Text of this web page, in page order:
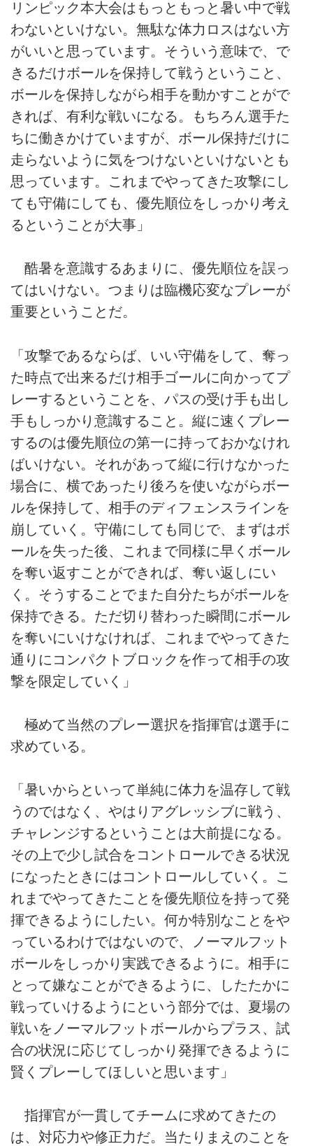
リンピック本大会はもっともっと暑い中で戦
わないといけない。無駄な体力ロスはない方
がいいと思っています。そういう意味で、で
きるだけボールを保持して戦うということ、
ボールを保持しながら相手を動かすことがで
きれば、有利な戦いになる。もちろん選手た
ちに働きかけていますが、ボール保持だけに
走らないように気をつけないといけないとも
思っています。これまでやってきた攻撃にし
ても守備にしても、優先順位をしっかり考え
るということが大事」
酷暑を意識するあまりに、優先順位を誤っ
てはいけない。つまりは臨機応変なプレーが
重要ということだ。
「攻撃であるならば、いい守備をして、奪っ
た時点で出来るだけ相手ゴールに向かってプ
レーするということを、パスの受け手も出し
手もしっかり意識すること。縦に速くプレー
するのは優先順位の第一に持っておかなけれ
ばいけない。それがあって縦に行けなかった
場合に、横であったり後ろを使いながらボー
ルを保持して、相手のディフェンスラインを
崩していく。守備にしても同じで、まずはボ
ールを失った後、これまで同様に早くボール
を奪い返すことができれば、奪い返しにい
く。そうすることでまた自分たちがボールを
保持できる。ただ切り替わった瞬間にボール
を奪いにいけなければ、これまでやってきた
通りにコンパクトブロックを作って相手の攻
撃を限定していく」
極めて当然のプレー選択を指揮官は選手に
求めている。
「暑いからといって単純に体力を温存して戦
うのではなく、やはりアグレッシブに戦う、
チャレンジするということは大前提になる。
その上で少し試合をコントロールできる状況
になったときにはコントロールしていく。こ
れまでやってきたことを優先順位を持って発
揮できるようにしたい。何か特別なことをや
っているわけではないので、ノーマルフット
ボールをしっかり実践できるように。相手に
とって嫌なことができるように、したたかに
戦っていけるようにという部分では、夏場の
戦いをノーマルフットボールからプラス、試
合の状況に応じてしっかり発揮できるように
賢くプレーしてほしいと思います」
指揮官が一貫してチームに求めてきたの
は、対応力や修正力だ。当たりまえのことを